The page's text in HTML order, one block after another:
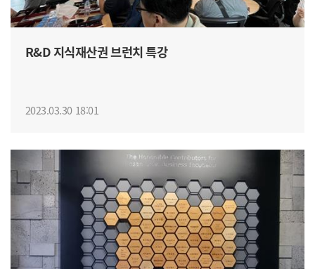
R&D 지식재산권 브런치 특강
2023.03.30 18:01